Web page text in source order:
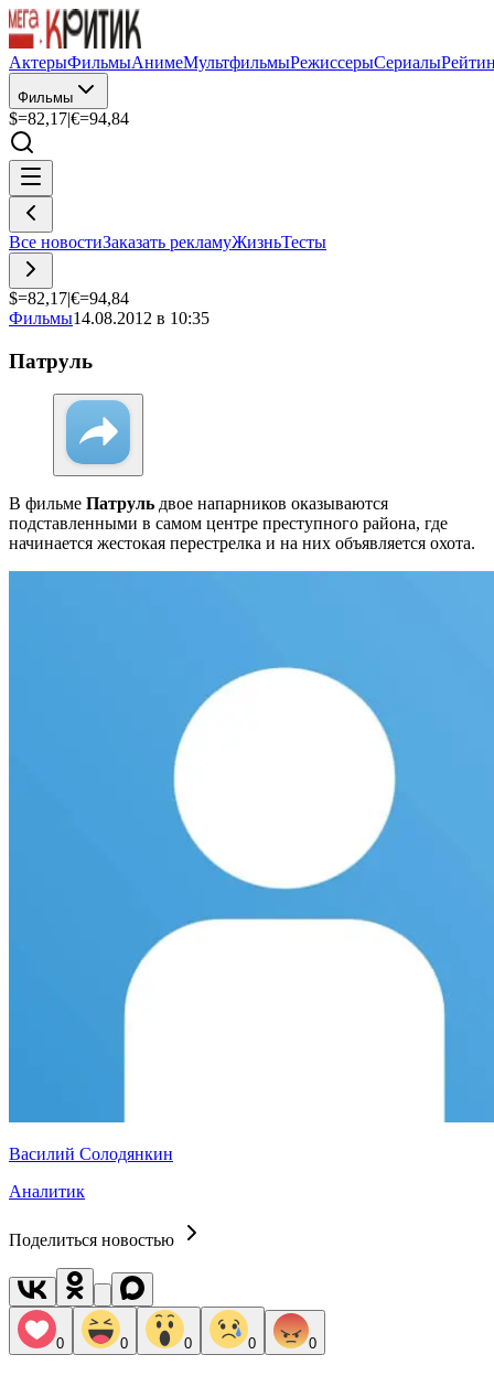
АктерыФильмыАнимеМультфильмыРежиссерыСериалы
Фильмы
$=82,17|€=94,84
Все новостиЗаказать рекламуЖизньТесты
$=82,17|€=94,84
Фильмы14.08.2012 в 10:35
Патруль
В фильме Патруль двое напарников оказываются
подставленными в самом центре преступного района, где
начинается жестокая перестрелка и на них объявляется охота.
Василий Солодянкин
Аналитик
Поделиться новостью
0 0 0 0 0